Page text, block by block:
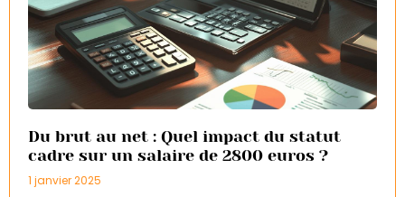
Du brut au net : Quel impact du statut
cadre sur un salaire de 2800 euros ?
1 janvier 2025